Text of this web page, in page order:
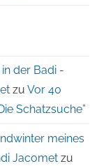
der Badi -
zu Vor 40
Schatzsuche”
meines
Jacomet zu